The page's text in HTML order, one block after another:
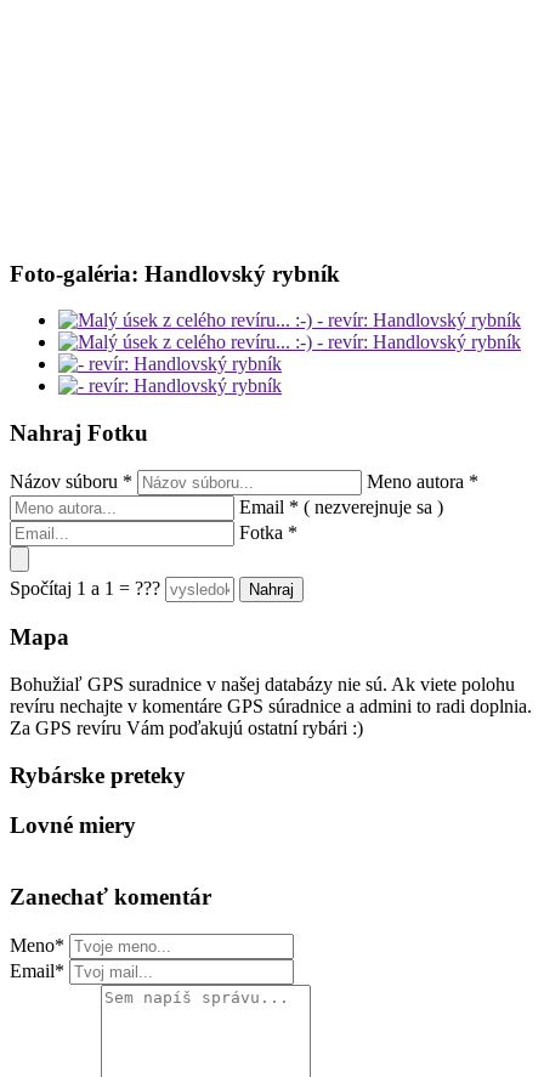
Foto-galéria: Handlovský rybník
Nahraj Fotku
Názov súboru * Meno autora *
Email * ( nezverejnuje sa )
Fotka *
Spočítaj 1 a 1 = ???
Mapa
Bohužiaľ GPS suradnice v našej databázy nie sú. Ak viete polohu
revíru nechajte v komentáre GPS súradnice a admini to radi doplnia.
Za GPS revíru Vám poďakujú ostatní rybári :)
Rybárske preteky
Lovné miery
Zanechať komentár
Meno*
Email*